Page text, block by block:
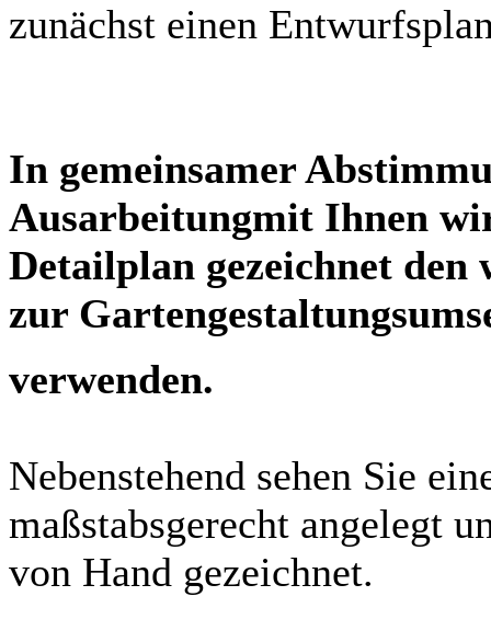
zunächst einen
In gemeinsamer
Ausarbeitungmit Ihnen
Detailplan gezeichnet
zur
verwenden.
Nebenstehend sehen Sie
maßstabsgerecht angelegt
von Hand gezeichnet.